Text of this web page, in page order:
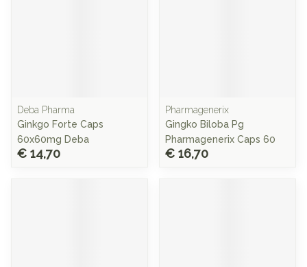
Deba Pharma
Ginkgo Forte Caps
60x60mg Deba
€ 14,70
Pharmagenerix
Gingko Biloba Pg
Pharmagenerix Caps 60
€ 16,70